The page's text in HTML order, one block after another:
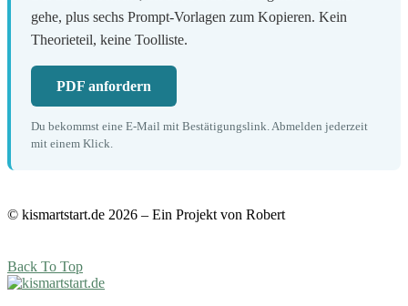
gehe, plus sechs Prompt-Vorlagen zum Kopieren. Kein
Theorieteil, keine Toolliste.
PDF anfordern
Du bekommst eine E-Mail mit Bestätigungslink. Abmelden jederzeit
mit einem Klick.
© kismartstart.de 2026 – Ein Projekt von Robert
Back To Top